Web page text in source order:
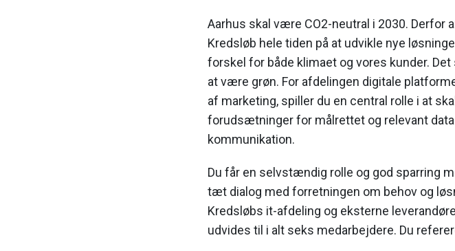
Aarhus skal være CO2-neutral i 2030. Derfor
Kredsløb hele tiden på at udvikle nye
forskel for både klimaet og vores kunder.
at være grøn. For afdelingen digitale
af marketing, spiller du en central rolle i at
forudsætninger for målrettet og relevant
kommunikation.
Du får en selvstændig rolle og god sparring
tæt dialog med forretningen om behov og
Kredsløbs it-afdeling og eksterne
udvides til i alt seks medarbejdere. Du